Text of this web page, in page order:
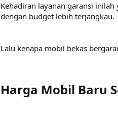
Kehadiran layanan garansi
dengan budget lebih terjangkau.
Lalu kenapa mobil bekas
Harga Mobil Baru